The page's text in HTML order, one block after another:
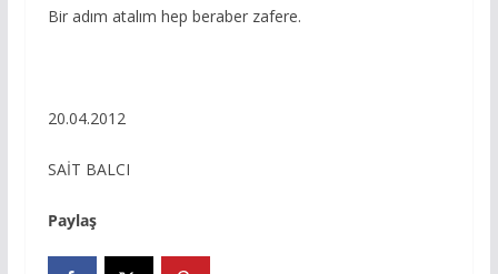
Bir adım atalım hep beraber zafere.
20.04.2012
SAİT BALCI
Paylaş